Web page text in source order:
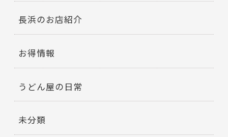
長浜のお店紹介
お得情報
うどん屋の日常
未分類